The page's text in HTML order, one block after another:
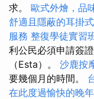
求。 歐式外燴，品
舒適且隱蔽的耳掛
服務 整復學徒實習
利公民必須申請簽
（Esta）。 沙鹿按
要幾個月的時間。
在此度過愉快的晚年